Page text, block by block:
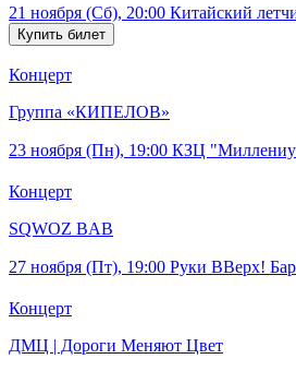
21 ноября (Сб), 20:00 Китайский
Концерт
Группа «КИПЕЛОВ»
23 ноября (Пн), 19:00 КЗЦ
Концерт
SQWOZ BAB
27 ноября (Пт), 19:00 Руки ВВерх! Бар
Концерт
ДМЦ | Дороги Меняют Цвет